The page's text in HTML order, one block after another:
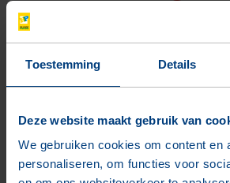
Toestemming Details
Deze website maakt gebruik van
We gebruiken cookies om content en
personaliseren, om functies voor